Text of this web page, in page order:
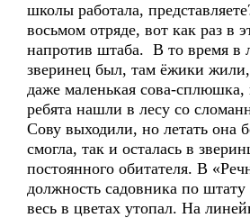
школы работала,
восьмом отряде, вот как раз в
напротив штаба. В то время в
зверинец был, там ёжики
даже маленькая сова-сплюшка,
ребята нашли в лесу со
Сову выходили, но летать она
смогла, так и осталась в
постоянного обитателя. В
должность садовника по штату
весь в цветах утопал. На